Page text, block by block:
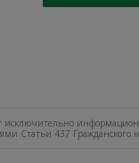
Статьи 437 Гражданского